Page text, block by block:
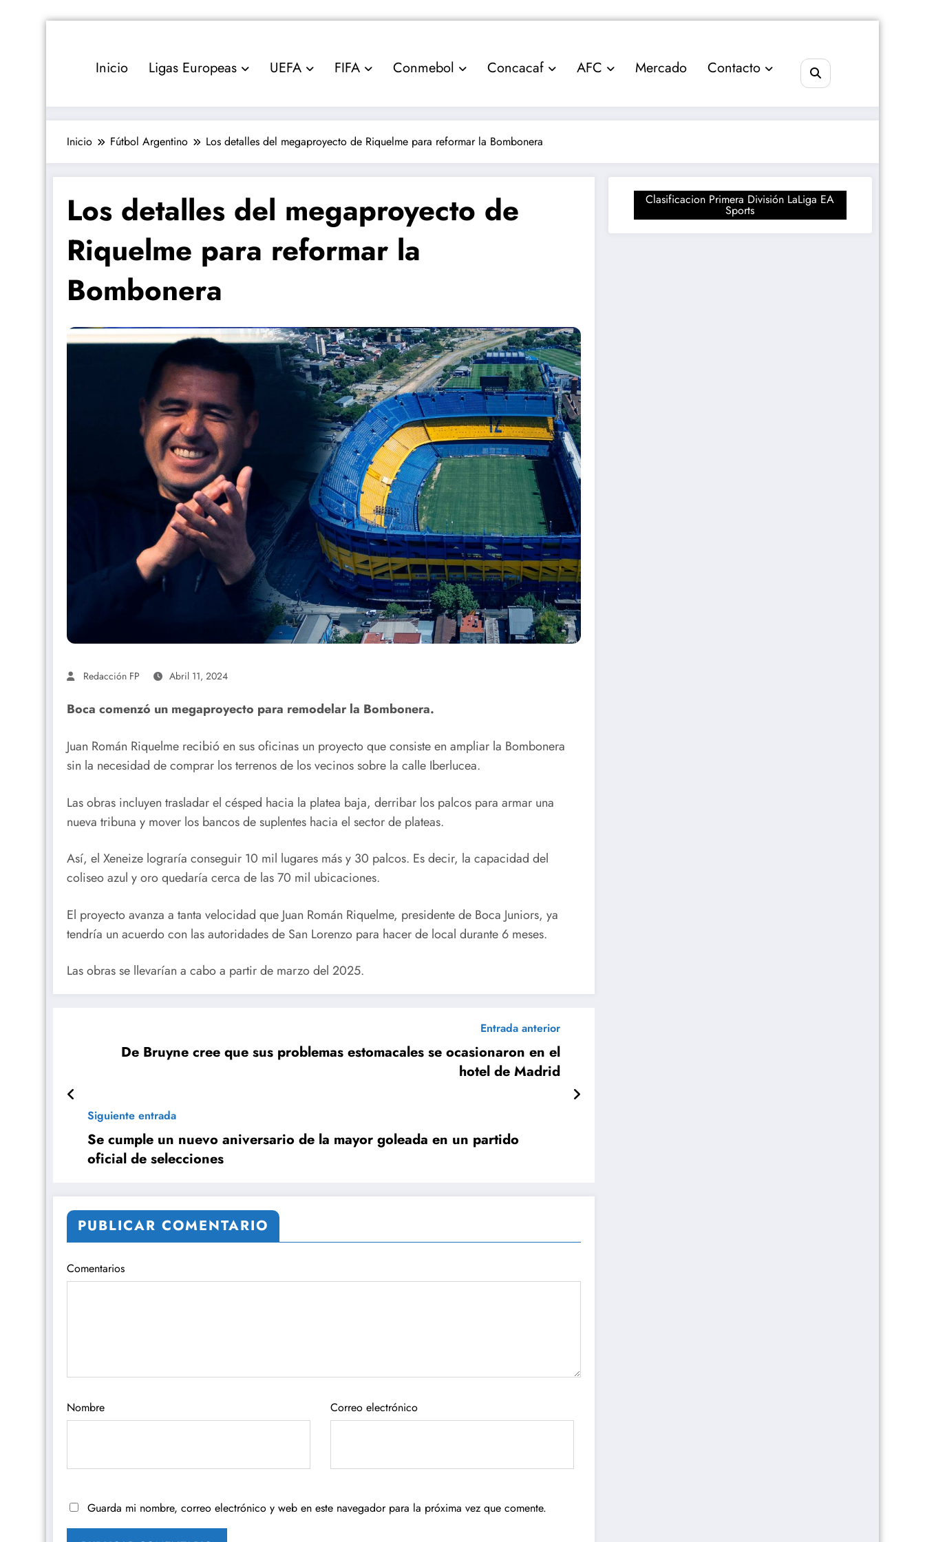
Inicio Ligas Europeas UEFA FIFA Conmebol Concacaf AFC Mercado Contacto
Inicio Fútbol Argentino Los detalles del megaproyecto de Riquelme para reformar la Bombonera
Los detalles del megaproyecto de
Riquelme para reformar la
Bombonera
Redacción FP Abril 11, 2024
Boca comenzó un megaproyecto para remodelar la Bombonera.
Juan Román Riquelme recibió en sus oficinas un proyecto que consiste en ampliar la Bombonera
sin la necesidad de comprar los terrenos de los vecinos sobre la calle Iberlucea.
Las obras incluyen trasladar el césped hacia la platea baja, derribar los palcos para armar una
nueva tribuna y mover los bancos de suplentes hacia el sector de plateas.
Así, el Xeneize lograría conseguir 10 mil lugares más y 30 palcos. Es decir, la capacidad del
coliseo azul y oro quedaría cerca de las 70 mil ubicaciones.
El proyecto avanza a tanta velocidad que Juan Román Riquelme, presidente de Boca Juniors, ya
tendría un acuerdo con las autoridades de San Lorenzo para hacer de local durante 6 meses.
Las obras se llevarían a cabo a partir de marzo del 2025.
Entrada anterior
De Bruyne cree que sus problemas estomacales se ocasionaron en el
hotel de Madrid
Siguiente entrada
Se cumple un nuevo aniversario de la mayor goleada en un partido
oficial de selecciones
PUBLICAR COMENTARIO
Comentarios
Nombre Correo electrónico
Guarda mi nombre, correo electrónico y web en este navegador para la próxima vez que comente.
Clasificacion Primera División LaLiga EA
Sports